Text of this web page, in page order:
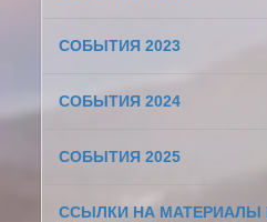
СОБЫТИЯ 2023
СОБЫТИЯ 2024
СОБЫТИЯ 2025
ССЫЛКИ НА МАТЕРИАЛЫ